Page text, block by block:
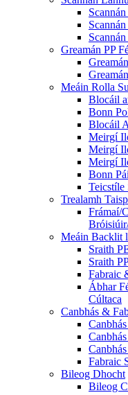
Greamán PP
Meáin Rolla
Blocáil
Bonn
Blocáil
Meirgí
Meirgí
Meirgí
Bonn
Teicstíle
Trealamh
Frámaí/
Meáin Backlit
Sraith
Sraith
Fabraic
Ábhar
Cúltaca
Canbhás &
Fabraic
Bileog Dhocht
Bileog